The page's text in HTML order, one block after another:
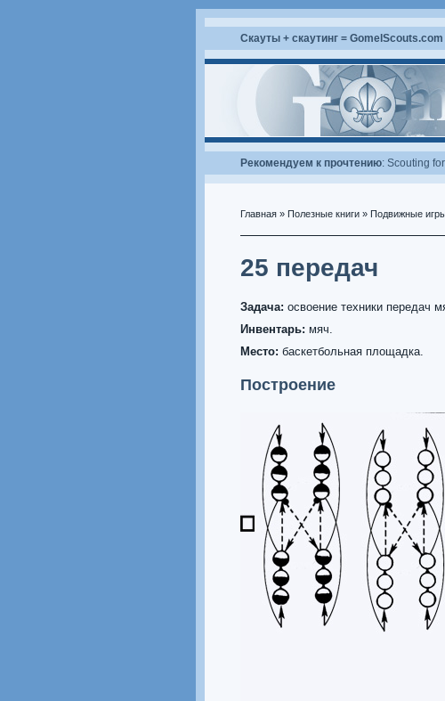
Скауты + скаутинг = GomelScouts.com
Рекомендуем к прочтению: Scouting
Главная » Полезные книги » Подвижные
25 передач
Задача: освоение техники передач
Инвентарь: мяч.
Место: баскетбольная площадка.
Построение